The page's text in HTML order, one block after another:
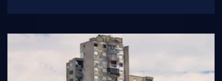
zakupci prostore mogu razgledati u Zagrebu,